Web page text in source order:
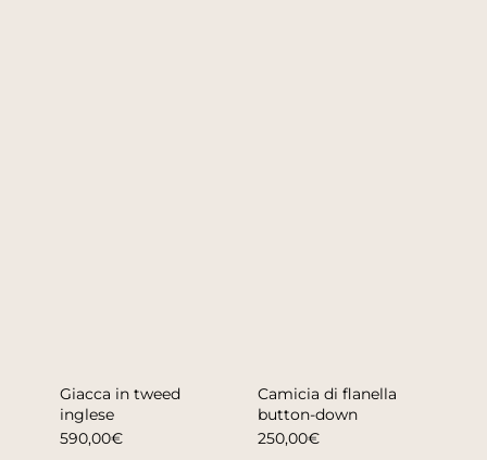
Giacca in tweed
inglese
590,00€
Camicia di flanella
button-down
250,00€